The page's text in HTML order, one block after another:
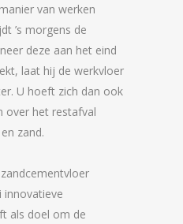
van werken
’s morgens de
deze aan het eind
laat hij de werkvloer
U hoeft zich dan ook
over het restafval
zand.
innovatieve
als doel om de